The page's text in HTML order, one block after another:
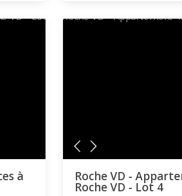
à Roche VD -
Roche VD - Lot 4